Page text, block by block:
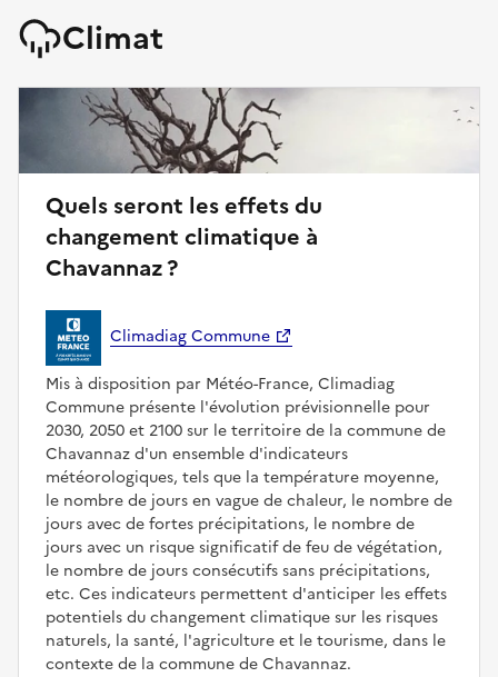
Climat
Quels seront les effets du
changement climatique à
Chavannaz ?
Climadiag Commune
Mis à disposition par Météo-France, Climadiag
Commune présente l'évolution prévisionnelle pour
2030, 2050 et 2100 sur le territoire de la commune de
Chavannaz d'un ensemble d'indicateurs
météorologiques, tels que la température moyenne,
le nombre de jours en vague de chaleur, le nombre de
jours avec de fortes précipitations, le nombre de
jours avec un risque significatif de feu de végétation,
le nombre de jours consécutifs sans précipitations,
etc. Ces indicateurs permettent d'anticiper les effets
potentiels du changement climatique sur les risques
naturels, la santé, l'agriculture et le tourisme, dans le
contexte de la commune de Chavannaz.